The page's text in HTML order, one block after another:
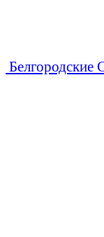
Белгородские